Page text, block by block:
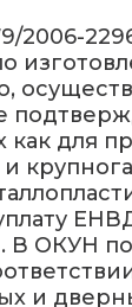
2006-
для
и